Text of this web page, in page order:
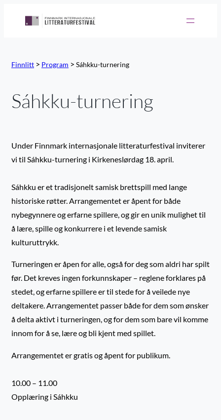
Finnlitt > Program > Sáhkku-turnering
Sáhkku-turnering
Under Finnmark internasjonale litteraturfestival inviterer
vi til Sáhkku-turnering i Kirkeneslørdag 18. april.
Sáhkku er et tradisjonelt samisk brettspill med lange
historiske røtter. Arrangementet er åpent for både
nybegynnere og erfarne spillere, og gir en unik mulighet til
å lære, spille og konkurrere i et levende samisk
kulturuttrykk.
Turneringen er åpen for alle, også for deg som aldri har spilt
før. Det kreves ingen forkunnskaper – reglene forklares på
stedet, og erfarne spillere er til stede for å veilede nye
deltakere. Arrangementet passer både for dem som ønsker
å delta aktivt i turneringen, og for dem som bare vil komme
innom for å se, lære og bli kjent med spillet.
Arrangementet er gratis og åpent for publikum.
10.00 – 11.00
Opplæring i Sáhkku